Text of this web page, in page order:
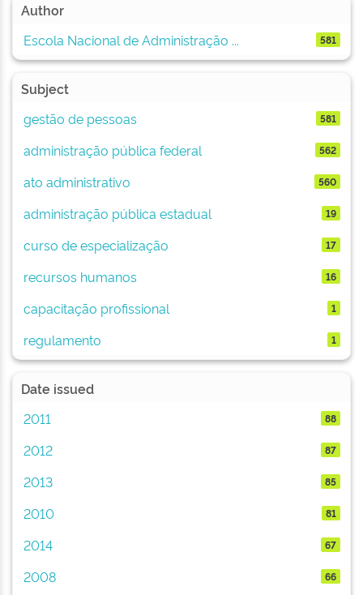
Author
Escola Nacional de Administração ...
581
Subject
gestão de pessoas
581
administração pública federal 562
ato administrativo 560
administração pública estadual 19
curso de especialização 17
recursos humanos 16
capacitação profissional 1
regulamento 1
Date issued
2011
88
2012 87
2013 85
2010 81
2014 67
2008 66